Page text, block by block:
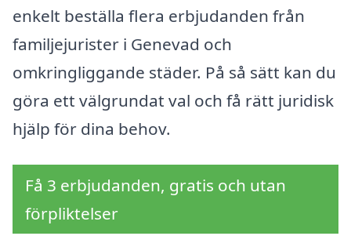
enkelt beställa flera erbjudanden från
familjejurister i Genevad och
omkringliggande städer. På så sätt kan du
göra ett välgrundat val och få rätt juridisk
hjälp för dina behov.
Få 3 erbjudanden, gratis och utan
förpliktelser